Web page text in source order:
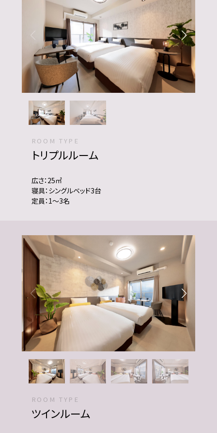
ROOM TYPE
トリプルルーム
広さ：25㎡
寝具：シングルベッド3台
定員：1～3名
ROOM TYPE
ツインルーム